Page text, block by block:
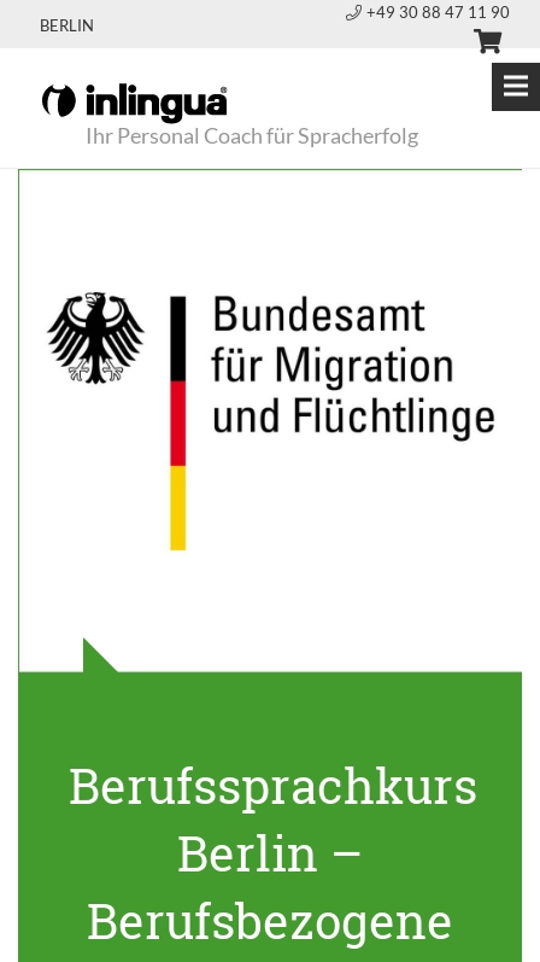
BERLIN
+49 30 88 47 11 90
Ihr Personal Coach für Spracherfolg
Berufssprachkurs
Berlin –
Berufsbezogene